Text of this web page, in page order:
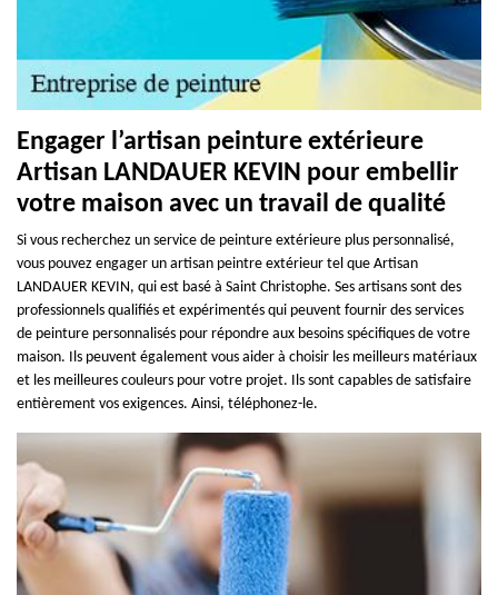
Engager l’artisan peinture extérieure
Artisan LANDAUER KEVIN pour embellir
votre maison avec un travail de qualité
Si vous recherchez un service de peinture extérieure plus personnalisé,
vous pouvez engager un artisan peintre extérieur tel que Artisan
LANDAUER KEVIN, qui est basé à Saint Christophe. Ses artisans sont des
professionnels qualifiés et expérimentés qui peuvent fournir des services
de peinture personnalisés pour répondre aux besoins spécifiques de votre
maison. Ils peuvent également vous aider à choisir les meilleurs matériaux
et les meilleures couleurs pour votre projet. Ils sont capables de satisfaire
entièrement vos exigences. Ainsi, téléphonez-le.